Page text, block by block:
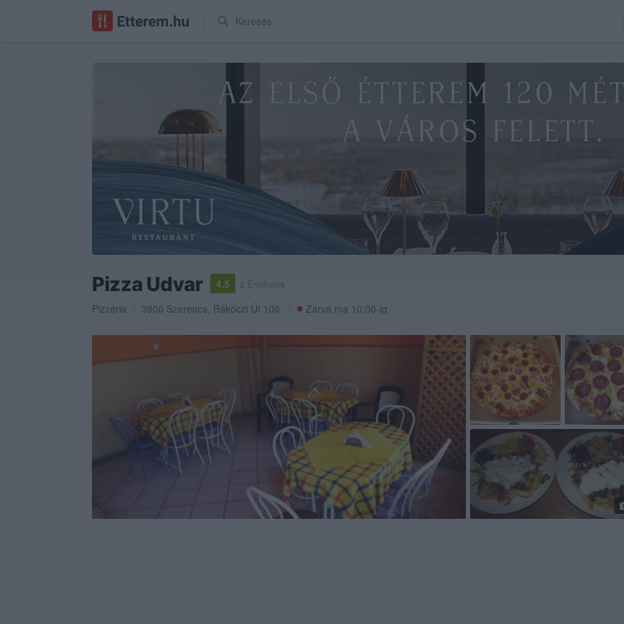
Keresés
Pizza Udvar 4.5 2 Értékelés
Pizzéria 3900 Szerencs, Rákóczi Út 106. Zárva ma 10:00-ig